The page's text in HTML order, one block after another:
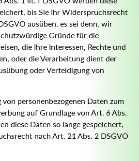
bis Sie Ihr Widerspruchsrecht
ausüben, es sei denn, wir
Gründe für die
die Ihre Interessen, Rechte und
oder die Verarbeitung dient der
oder Verteidigung von
personenbezogenen Daten zum
auf Grundlage von Art. 6 Abs.
diese Daten so lange gespeichert,
nach Art. 21 Abs. 2 DSGVO